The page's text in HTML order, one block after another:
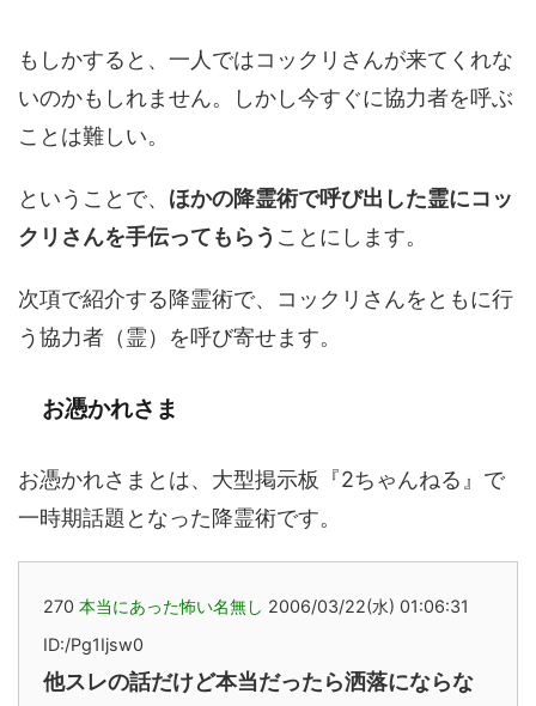
もしかすると、一人ではコックリさんが来てくれな
いのかもしれません。しかし今すぐに協力者を呼ぶ
ことは難しい。
ということで、 ほかの降霊術で呼び出した霊にコッ
クリさんを手伝ってもらう ことにします。
次項で紹介する降霊術で、コックリさんをともに行
う協力者（霊）を呼び寄せます。
お憑かれさま
お憑かれさまとは、大型掲示板『2ちゃんねる』で
一時期話題となった降霊術です。
270 本当にあった怖い名無し 2006/03/22(水) 01:06:31
ID:/Pg1Ijsw0
他スレの話だけど本当だったら洒落にならな